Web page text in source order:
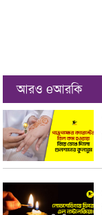
আরও eআরকি